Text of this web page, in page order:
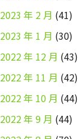
2023 年 2 月 (41)
2023 年 1 月 (30)
2022 年 12 月 (43)
2022 年 11 月 (42)
2022 年 10 月 (44)
2022 年 9 月 (44)